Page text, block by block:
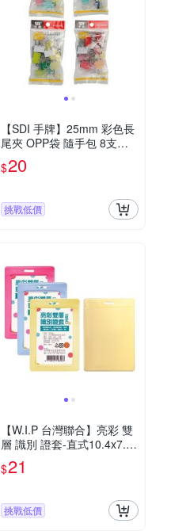
【SDI 手牌】25mm 彩色長
尾夾 OPP袋 隨手包 8支入
顏色隨機 / 袋 0245D
$20
挑戰低價
【W.I.P 台灣聯合】亮彩 雙
層 識別 證套-直式10.4x7.2c
m / 個 TA0800L(顏色隨機出
貨)
$21
挑戰低價